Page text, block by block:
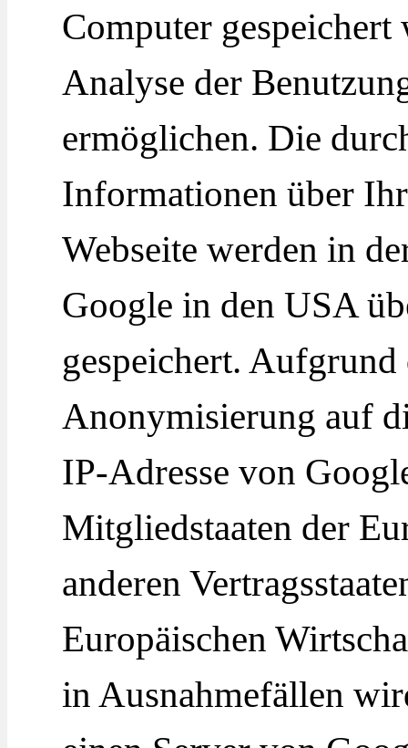
Computer gespeichert
Analyse der
ermöglichen. Die
Informationen über
Webseite werden in
Google in den USA
gespeichert.
Anonymisierung auf
IP-Adresse von
Mitgliedstaaten der
anderen
Europäischen
in Ausnahmefällen